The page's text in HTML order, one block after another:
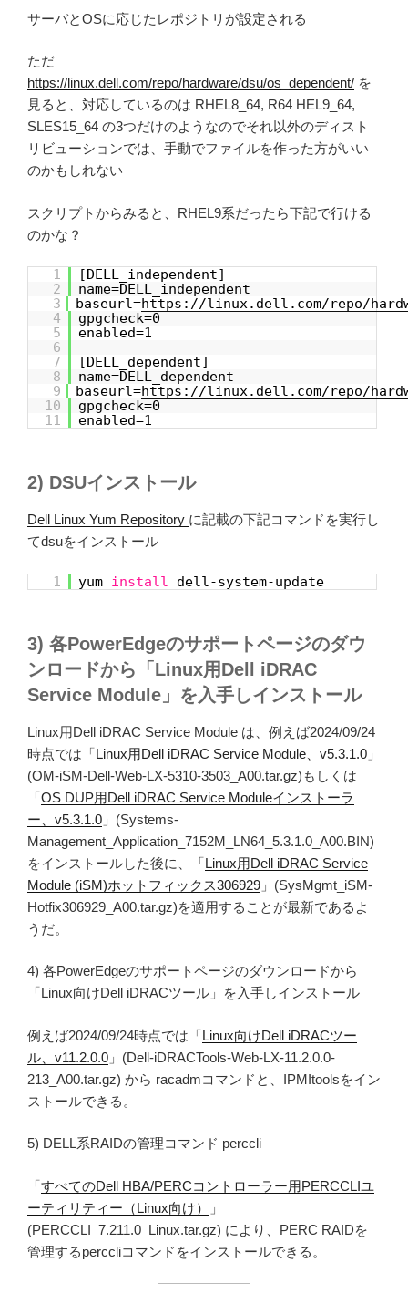
サーバとOSに応じたレポジトリが設定される
ただ
https://linux.dell.com/repo/hardware/dsu/os_dependent/ を
見ると、対応しているのは RHEL8_64, R64 HEL9_64,
SLES15_64 の3つだけのようなのでそれ以外のディスト
リビューションでは、手動でファイルを作った方がいい
のかもしれない
スクリプトからみると、RHEL9系だったら下記で行ける
のかな？
1
[DELL_independent]
2
name=DELL_independent
3
baseurl=https://linux.dell.com/repo/
4
gpgcheck=0
5
enabled=1
6
7
[DELL_dependent]
8
name=DELL_dependent
9
baseurl=https://linux.dell.com/repo/
10
gpgcheck=0
11
enabled=1
2) DSUインストール
Dell Linux Yum Repository に記載の下記コマンドを実行し
てdsuをインストール
1 yum install dell-system-update
3) 各PowerEdgeのサポートページのダウ
ンロードから「Linux用Dell iDRAC
Service Module」を入手しインストール
Linux用Dell iDRAC Service Module は、例えば2024/09/24
時点では「Linux用Dell iDRAC Service Module、v5.3.1.0 」
(OM-iSM-Dell-Web-LX-5310-3503_A00.tar.gz)もしくは
「OS DUP用Dell iDRAC Service Moduleインストーラ
ー、v5.3.1.0 」(Systems-
Management_Application_7152M_LN64_5.3.1.0_A00.BIN)
をインストールした後に、「Linux用Dell iDRAC Service
Module (iSM)ホットフィックス306929 」(SysMgmt_iSM-
Hotfix306929_A00.tar.gz)を適用することが最新であるよ
うだ。
4) 各PowerEdgeのサポートページのダウンロードから
「Linux向けDell iDRACツール」を入手しインストール
例えば2024/09/24時点では「Linux向けDell iDRACツー
ル、v11.2.0.0 」(Dell-iDRACTools-Web-LX-11.2.0.0-
213_A00.tar.gz) から racadmコマンドと、IPMItoolsをイン
ストールできる。
5) DELL系RAIDの管理コマンド perccli
「すべてのDell HBA/PERCコントローラー用PERCCLIユ
ーティリティー（Linux向け）
」
(PERCCLI_7.211.0_Linux.tar.gz) により、PERC RAIDを
管理するperccliコマンドをインストールできる。